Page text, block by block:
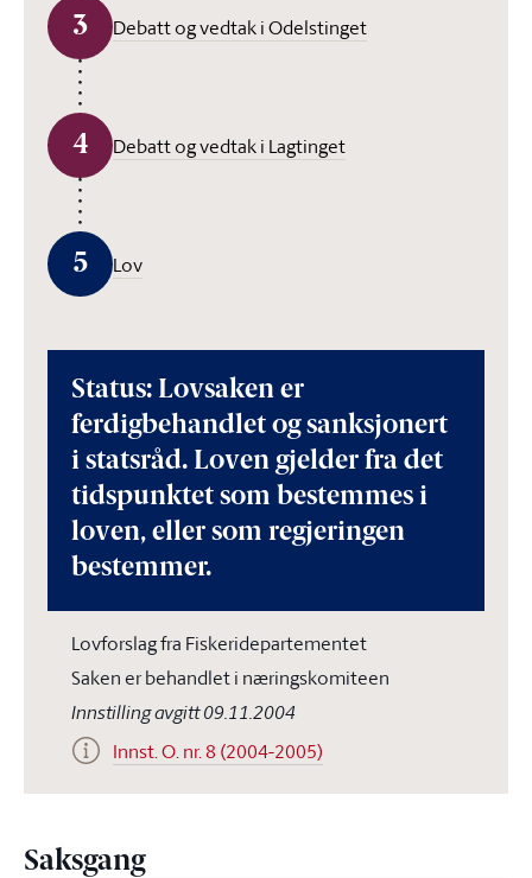
3 Debatt og vedtak i Odelstinget
4 Debatt og vedtak i Lagtinget
5 Lov
Status: Lovsaken er
ferdigbehandlet og sanksjonert
i statsråd. Loven gjelder fra det
tidspunktet som bestemmes i
loven, eller som regjeringen
bestemmer.
Lovforslag fra Fiskeridepartementet
Saken er behandlet i næringskomiteen
Innstilling avgitt 09.11.2004
Innst. O. nr. 8 (2004-2005)
Saksgang